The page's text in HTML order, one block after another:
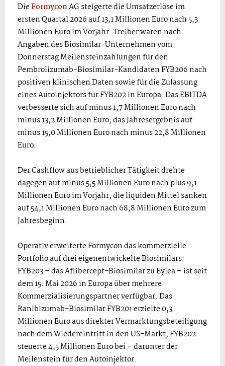
DieFormyconAG steigerte die Umsatzerlöse im
ersten Quartal 2026 auf 13,1 Millionen Euro nach 5,3
Millionen Euro im Vorjahr. Treiber waren nach
Angaben des Biosimilar-Unternehmen vom
Donnerstag Meilensteinzahlungen für den
Pembrolizumab-Biosimilar-Kandidaten FYB206 nach
positiven klinischen Daten sowie für die Zulassung
eines Autoinjektors für FYB202 in Europa. Das EBITDA
verbesserte sich auf minus 1,7 Millionen Euro nach
minus 13,2 Millionen Euro, das Jahresergebnis auf
minus 15,0 Millionen Euro nach minus 22,8 Millionen
Euro.
Der Cashflow aus betrieblicher Tätigkeit drehte
dagegen auf minus 5,5 Millionen Euro nach plus 9,1
Millionen Euro im Vorjahr, die liquiden Mittel sanken
auf 54,1 Millionen Euro nach 68,8 Millionen Euro zum
Jahresbeginn.
Operativ erweiterte Formycon das kommerzielle
Portfolio auf drei eigenentwickelte Biosimilars:
FYB203 – das Aflibercept-Biosimilar zu Eylea – ist seit
dem 15. Mai 2026 in Europa über mehrere
Kommerzialisierungspartner verfügbar. Das
Ranibizumab-Biosimilar FYB201 erzielte 0,3
Millionen Euro aus direkter Vermarktungsbeteiligung
nach dem Wiedereintritt in den US-Markt, FYB202
steuerte 4,5 Millionen Euro bei – darunter der
Meilenstein für den Autoinjektor.